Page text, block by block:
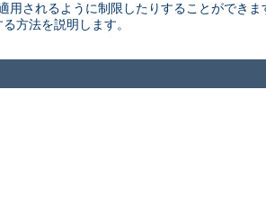
されるように制限したりすることができま
方法を説明します。